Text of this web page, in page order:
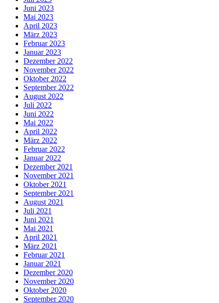
Juni 2023
Mai 2023
April 2023
März 2023
Februar 2023
Januar 2023
Dezember 2022
November 2022
Oktober 2022
September 2022
August 2022
Juli 2022
Juni 2022
Mai 2022
April 2022
März 2022
Februar 2022
Januar 2022
Dezember 2021
November 2021
Oktober 2021
September 2021
August 2021
Juli 2021
Juni 2021
Mai 2021
April 2021
März 2021
Februar 2021
Januar 2021
Dezember 2020
November 2020
Oktober 2020
September 2020